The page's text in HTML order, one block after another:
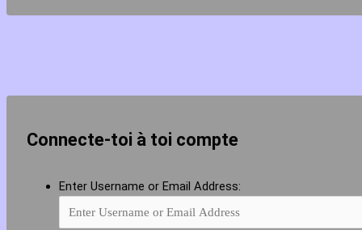
Connecte-toi à toi compte
Enter Username or Email Address: